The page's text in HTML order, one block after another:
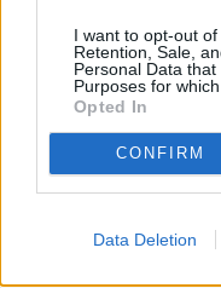
I want to opt-out of
Retention, Sale,
Personal Data
Purposes for
Opted In
CONFIRM
Data Deletion